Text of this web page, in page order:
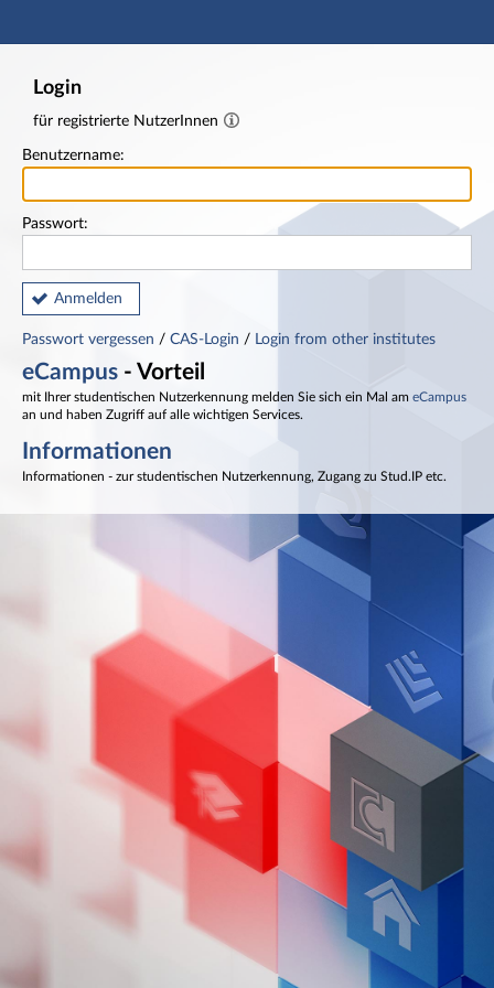
Hauptnavigation
Login
für registrierte NutzerInnen
Benutzername:
Passwort:
Anmelden
Passwort vergessen / CAS-Login / Login from other institutes
eCampus - Vorteil
mit Ihrer studentischen Nutzerkennung melden Sie sich ein Mal am eCampus
an und haben Zugriff auf alle wichtigen Services.
Informationen
Informationen - zur studentischen Nutzerkennung, Zugang zu Stud.IP etc.